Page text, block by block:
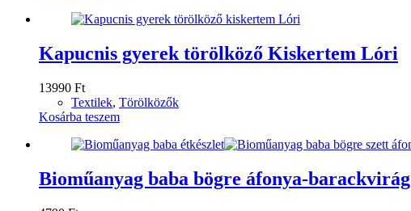
Kapucnis gyerek törölköző Kiskertem Lóri
13990 Ft
Textilek, Törölközők
Kosárba teszem
Bioműanyag baba bögre áfonya-barackvirág